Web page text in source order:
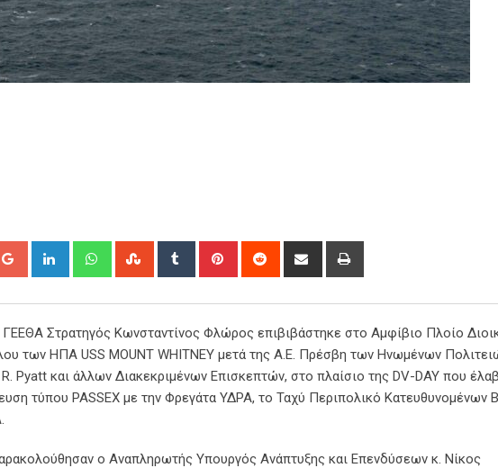
Google+ LinkedIn WhatsappStumbleUpon
Tumblr Pinterest Reddit
Share
Στρατηγός Κωνσταντίνος Φλώρος επιβιβάστηκε στο Αμφίβιο Πλοίο
των ΗΠΑ USS MOUNT WHITNEY μετά της Α.Ε. Πρέσβη των Ηνωμένων
Pyatt και άλλων Διακεκριμένων Επισκεπτών, στο πλαίσιο της DV-DAY που
τύπου PASSEX με την Φρεγάτα ΥΔΡΑ, το Ταχύ Περιπολικό Κατευθυνομένων
ο Αναπληρωτής Υπουργός Ανάπτυξης και Επενδύσεων κ. Νίκος